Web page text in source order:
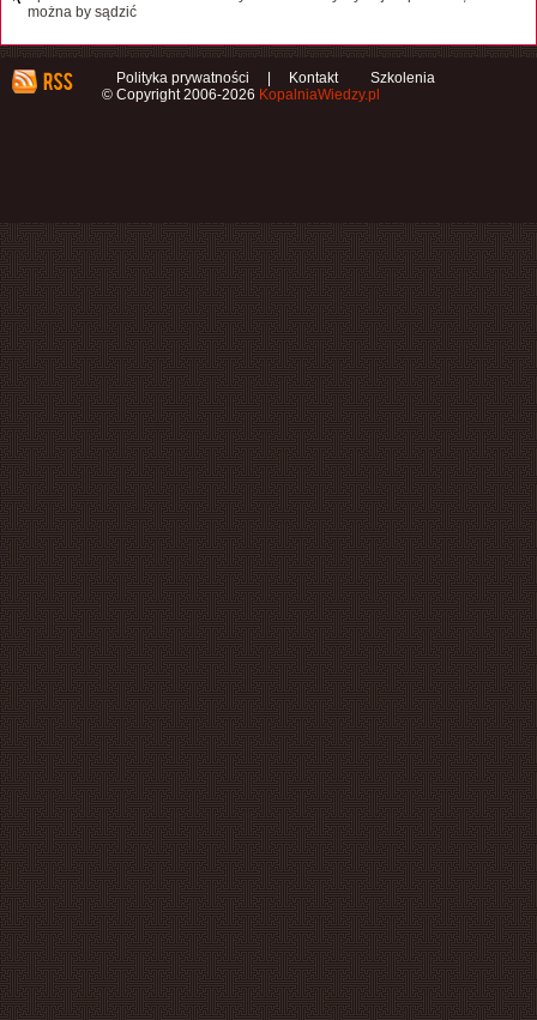
można by sądzić
Polityka prywatności Kontakt
Szkolenia
© Copyright 2006-2026 KopalniaWiedzy.pl